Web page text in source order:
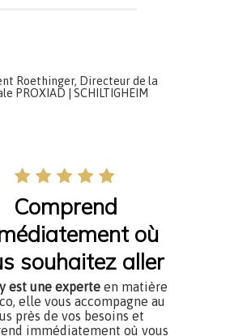
Roethinger, Directeur de la
PROXIAD | SCHILTIGHEIM
Comprend
où
souhaitez aller
est une experte en matière
elle vous accompagne au
près de vos besoins et
immédiatement où vous